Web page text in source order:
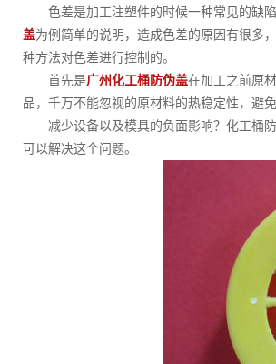
色差是加工注塑件的时候一种常见的缺陷
盖为例简单的说明，造成色差的原因有很多
种方法对色差进行控制的。
首先是广州化工桶防伪盖在加工之前原
品，千万不能忽视的原材料的热稳定性，避
减少设备以及模具的负面影响？化工桶防
可以解决这个问题。